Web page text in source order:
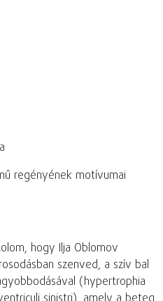
regényének motívumai
hogy Ilja Oblomov
szenved, a szív bal
(hypertrophia